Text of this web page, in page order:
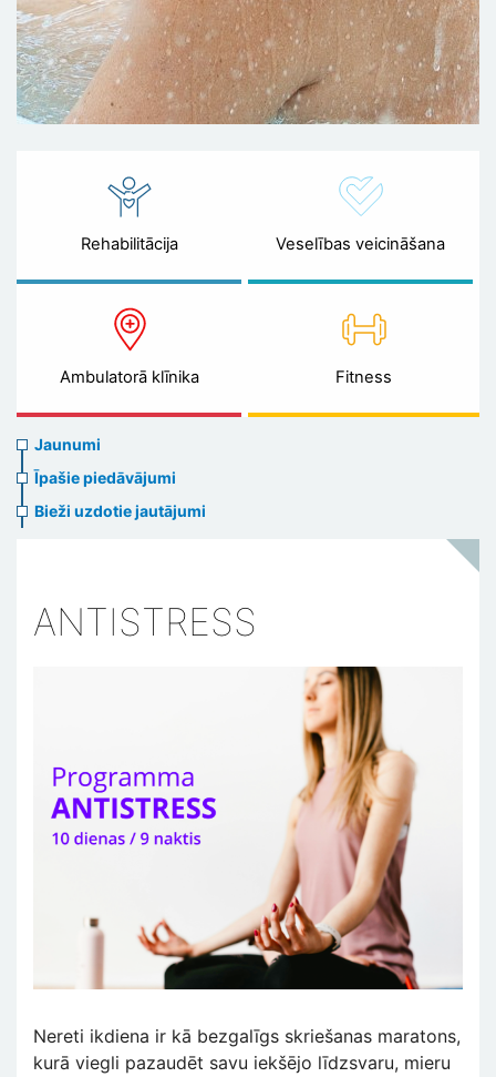
Rehabilitācija Veselības veicināšana
Ambulatorā klīnika Fitness
News
menu
Jaunumi
Īpašie piedāvājumi
Bieži uzdotie jautājumi
ANTISTRESS
Nereti ikdiena ir kā bezgalīgs skriešanas maratons,
kurā viegli pazaudēt savu iekšējo līdzsvaru, mieru